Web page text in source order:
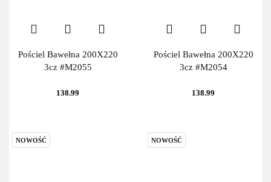
Pościel Bawełna 200X220
3cz #M2055
138.99
Pościel Bawełna 200X220
3cz #M2054
138.99
NOWOŚĆ NOWOŚĆ